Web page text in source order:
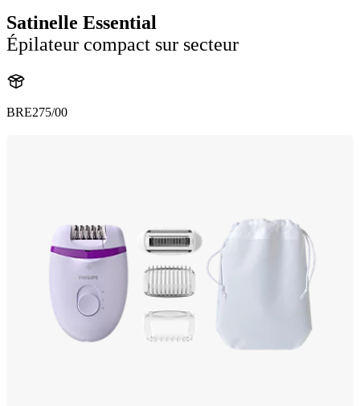
Satinelle Essential
Épilateur compact sur secteur
BRE275/00